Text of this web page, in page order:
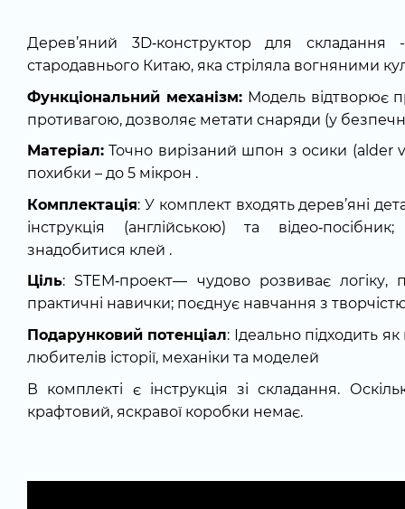
Дерев’яний 3D‑конструктор для складання
стародавнього Китаю, яка стріляла вогняними
Функціональний механізм:Модель відтворює
противагою, дозволяє метати снаряди (у
Матеріал: Точно вирізаний шпон з осики (alder
похибки – до 5 мікрон .
Комплектація: У комплект входять дерев’яні
інструкція (англійською) та
знадобитися клей .
Ціль: STEM‑проект— чудово розвиває
практичні навички; поєднує навчання з
Подарунковий потенціал: Ідеально підходить
любителів історії, механіки та моделей
В комплекті є інструкція зі складання.
крафтовий, яскравої коробки немає.